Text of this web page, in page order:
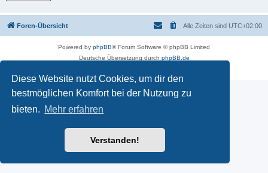
Diese Website nutzt Cookies, um dir den
bestmöglichen Komfort bei der Nutzung zu
bieten. Mehr erfahren
Verstanden!
Foren-Übersicht Alle Zeiten sind UTC+02:00
Powered by phpBB® Forum Software © phpBB Limited
Deutsche Übersetzung durch phpBB.de